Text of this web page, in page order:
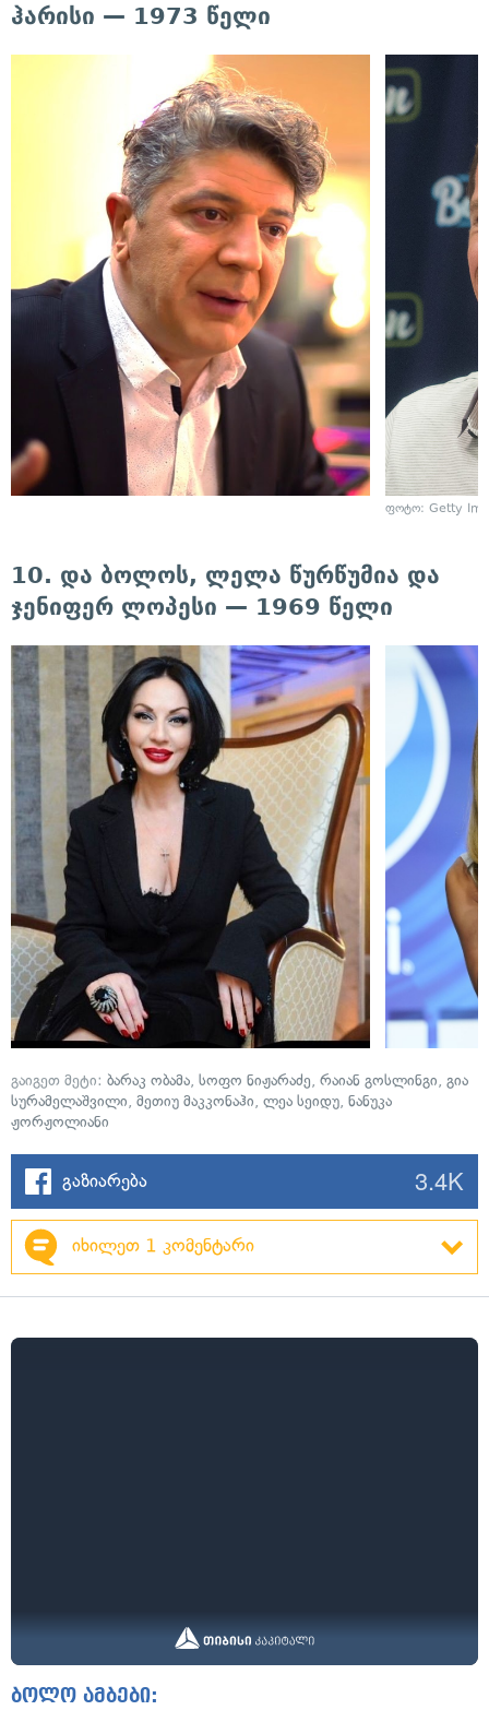
ჰარისი — 1973 წელი
ფოტო: Getty
10. და ბოლოს, ლელა წურწუმია და
ჯენიფერ ლოპესი — 1969 წელი
გაიგეთ მეტი: ბარაკ ობამა, სოფო ნიჟარაძე, რაიან გოსლინგი, გია
სურამელაშვილი, მეთიუ მაკკონაჰი, ლეა სეიდუ, ნანუკა
ჟორჟოლიანი
გაზიარება 3.4K
იხილეთ 1 კომენტარი
ბოლო ამბები: